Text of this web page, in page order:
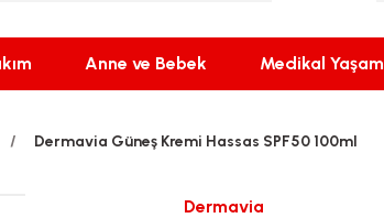
Anne ve Bebek Medikal Yaşam
Dermavia Güneş Kremi Hassas SPF50 100ml
Dermavia